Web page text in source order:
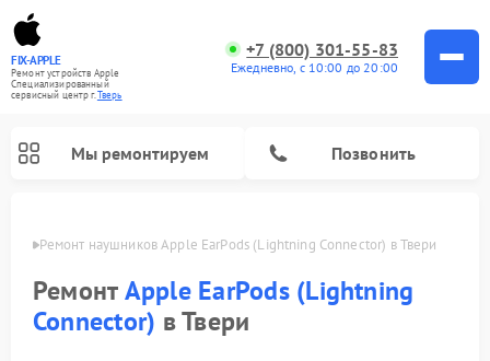
FIX-APPLE
Ремонт устройств Apple
Специализированный
cервисный центр г.Тверь
+7 (800) 301-55-83
Ежедневно, с 10:00 до 20:00
Мы ремонтируем Позвонить
Ремонт наушников Apple EarPods (Lightning Connector) в Твери
РемонтApple EarPods (Lightning
Connector) в Твери